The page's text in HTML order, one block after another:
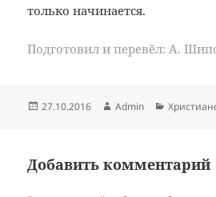
только начинается.
Подготовил и перевёл: А.
Опубликовано
27.10.2016 Автор
Admin Рубрики
Добавить комментарий